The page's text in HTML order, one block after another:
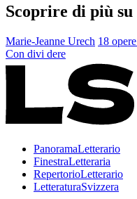
Scoprire di più
Marie-Jeanne Urech 18 opere
Con divi dere
PanoramaLetterario
FinestraLetteraria
RepertorioLetterario
LetteraturaSvizzera